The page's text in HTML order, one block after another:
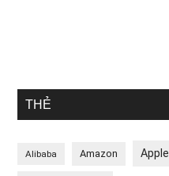
THẺ
Alibaba Amazon Apple